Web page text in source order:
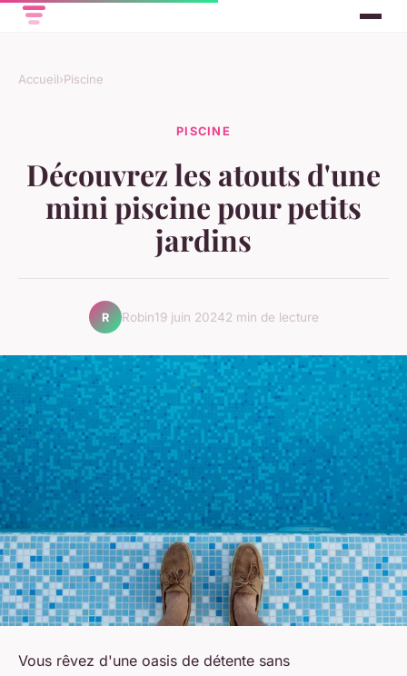
Accueil›Piscine
PISCINE
Découvrez les atouts d'une
mini piscine pour petits
jardins
R Robin19 juin 20242 min de lecture
Vous rêvez d'une oasis de détente sans